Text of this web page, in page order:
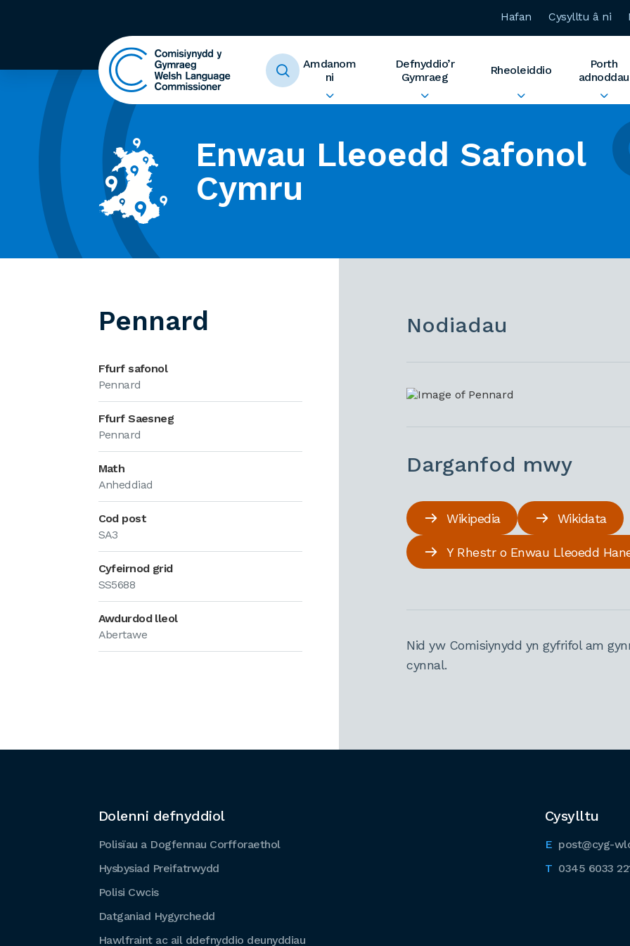
Hafan Cysylltu â ni
Amdanom
ni
Defnyddio’r
Gymraeg
Rheoleiddio
Porth
adnoddau
Enwau Lleoedd Safonol
Cymru
Pennard
Ffurf safonol
Pennard
Ffurf Saesneg
Pennard
Math
Anheddiad
Cod post
SA3
Cyfeirnod grid
SS5688
Awdurdod lleol
Abertawe
Nodiadau
Darganfod mwy
Wikipedia Wikidata
Y Rhestr o Enwau Lleoedd
Nid yw Comisiynydd yn gyfrifol am
cynnal.
Cysylltu
post@cyg-
0345 6033
Dolenni defnyddiol
Polisïau a Dogfennau Corfforaethol
Hysbysiad Preifatrwydd
Polisi Cwcis
Datganiad Hygyrchedd
Hawlfraint ac ail ddefnyddio deunyddiau